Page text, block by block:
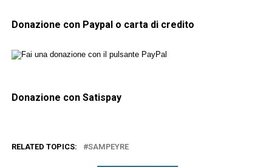
Donazione con Paypal o carta di credito
Donazione con Satispay
RELATED TOPICS: SAMPEYRE